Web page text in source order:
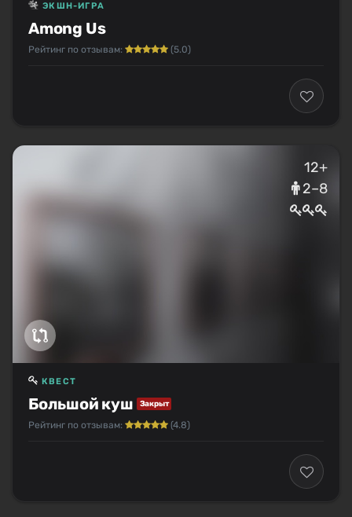
Among Us
ЭКШН-ИГРА
Рейтинг по отзывам: (5.0)
12+
2–8
Большой куш Закрыт
КВЕСТ
Рейтинг по отзывам: (4.8)